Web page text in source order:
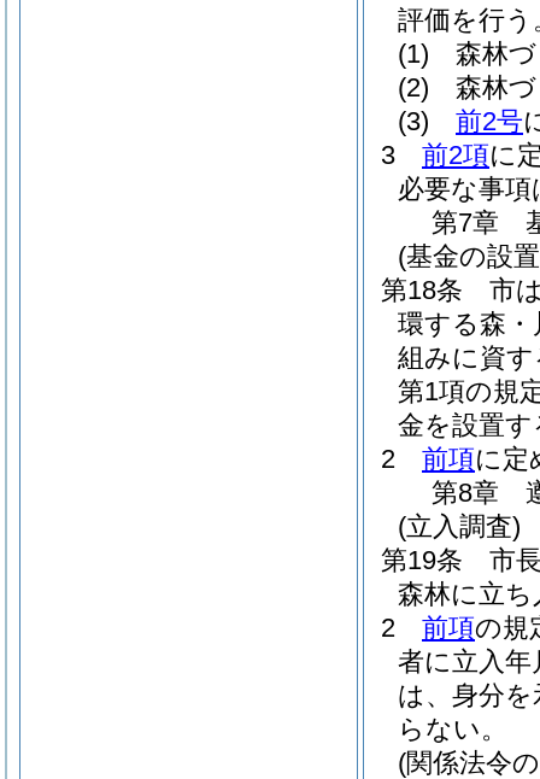
評価を行う
(1)
森林
(2)
森林
(3)
前2号
3
前2項に
必要な事
第7章
(基金の設
第18条
市
環する森
組みに資
第1項の規
金を設置す
2
前項に定
第8章
(立入調査)
第19条
市
森林に立
2
前項の規
者に立入
は、身分
らない。
(関係法令